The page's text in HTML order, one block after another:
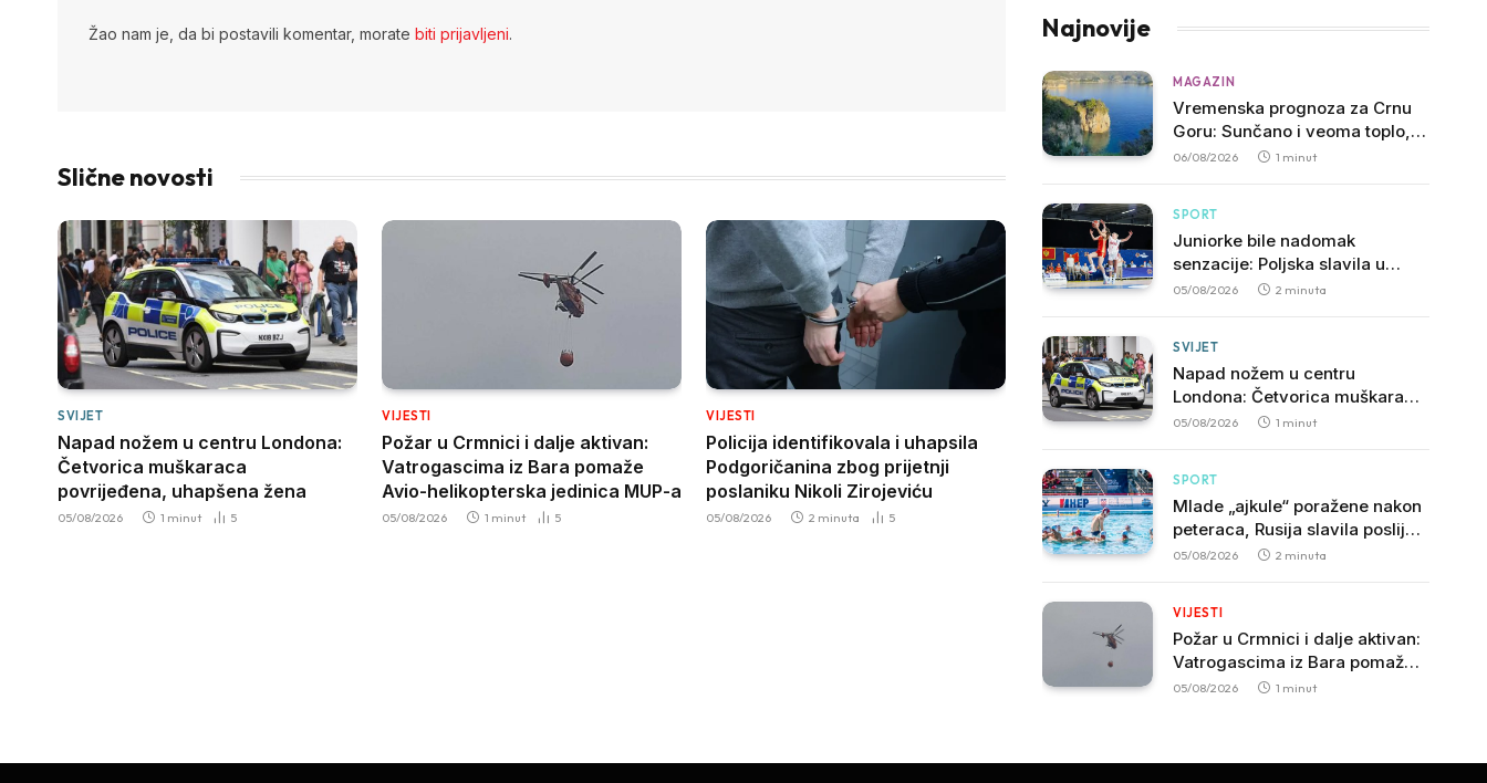
Žao nam je, da bi postavili komentar, morate biti prijavljeni.
Slične novosti
SVIJET
Napad nožem u centru Londona:
Četvorica muškaraca
povrijeđena, uhapšena žena
05/08/2026 1 minut 5
VIJESTI
Požar u Crmnici i dalje aktivan:
Vatrogascima iz Bara pomaže
Avio-helikopterska jedinica MUP-a
05/08/2026 1 minut 5
VIJESTI
Policija identifikovala i uhapsila
Podgoričanina zbog prijetnji
poslaniku Nikoli Zirojeviću
05/08/2026 2 minuta 5
Najnovije
MAGAZIN
Vremenska prognoza za Crnu
Goru: Sunčano i veoma toplo,
temperatura do 39 stepeni
06/08/2026 1 minut
SPORT
Juniorke bile nadomak
senzacije: Poljska slavila u
dramatičnoj završnici, slijedi
05/08/2026 2 minuta
SVIJET
Napad nožem u centru
Londona: Četvorica muškaraca
povrijeđena, uhapšena žena
05/08/2026 1 minut
SPORT
Mlade „ajkule“ poražene nakon
peteraca, Rusija slavila poslije
velike borbe
05/08/2026 2 minuta
VIJESTI
Požar u Crmnici i dalje aktivan:
Vatrogascima iz Bara pomaže
Avio-helikopterska jedinica
05/08/2026 1 minut